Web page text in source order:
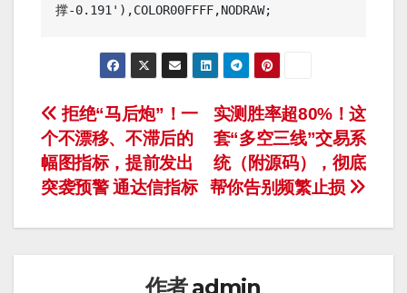
撑-0.191'),COLOR00FFFF,NODRAW;
文
章
导
航
实测胜率超80%！这
套“多空三线”交易系
统（附源码），彻底
帮你告别频繁止损
拒绝“马后炮”！一
个不漂移、不滞后的
幅图指标，提前发出
突袭预警 通达信指标
作者admin